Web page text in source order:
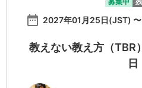
date_range 2027年01月25日(JST)
教えない教え方（
日